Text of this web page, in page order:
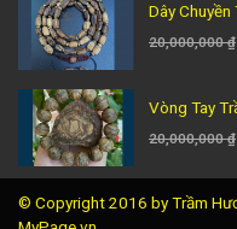
Dây
20,000,000₫
Vòng Tay
20,000,000₫
© Copyright 2016 by Trầm